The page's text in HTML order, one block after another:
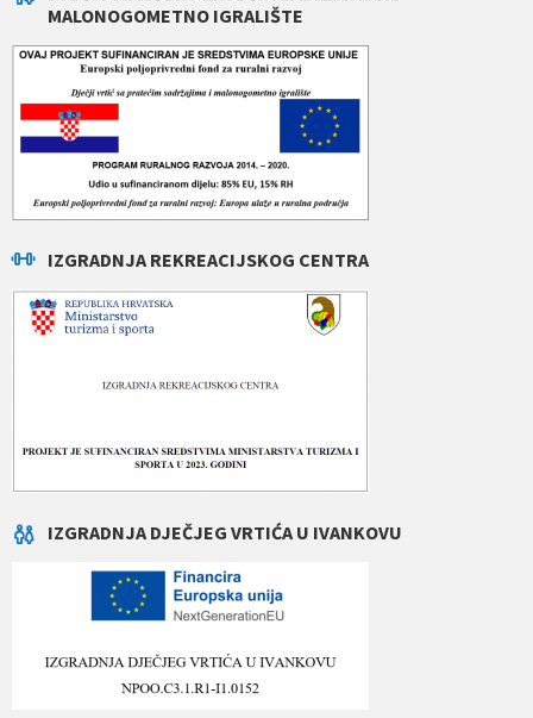
MALONOGOMETNO IGRALIŠTE
IZGRADNJA REKREACIJSKOG CENTRA
IZGRADNJA DJEČJEG VRTIĆA U IVANKOVU